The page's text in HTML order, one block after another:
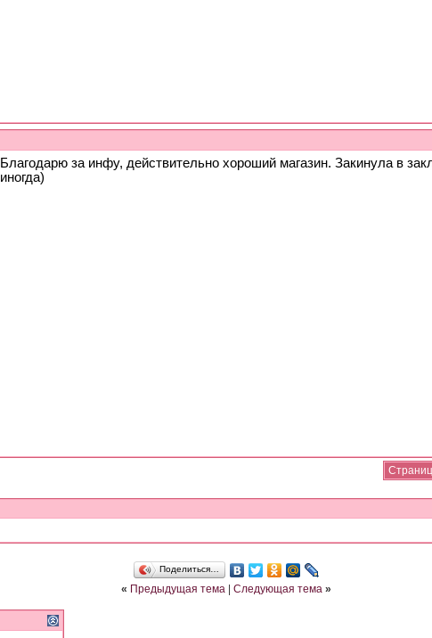
Благодарю за инфу, действительно хороший магазин. Закинула в
иногда)
Поделиться…
« Предыдущая тема Следующая тема »